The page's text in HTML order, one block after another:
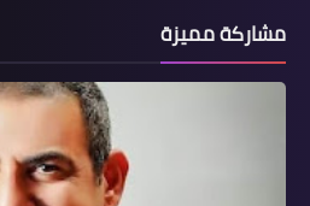
مشاركة مميزة